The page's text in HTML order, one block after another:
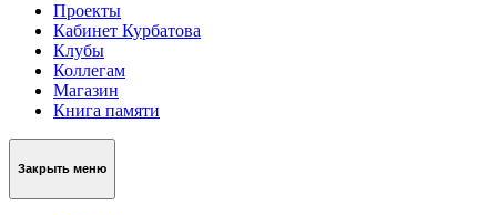
Проекты
Кабинет Курбатова
Клубы
Коллегам
Магазин
Книга памяти
Закрыть меню